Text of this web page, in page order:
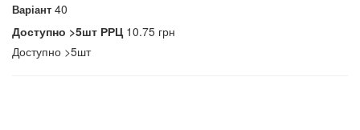
Варіант 40
Доступно >5шт РРЦ10.75 грн
Доступно >5шт